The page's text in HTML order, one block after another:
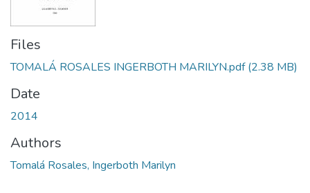
Files
TOMALÁ ROSALES INGERBOTH MARILYN.pdf(2.38 MB)
Date
2014
Authors
Tomalá Rosales, Ingerboth Marilyn